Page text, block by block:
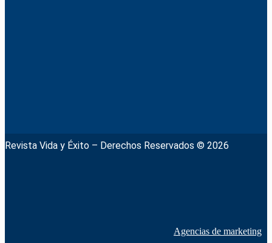
Revista Vida y Éxito – Derechos Reservados © 2026
Agencias de marketing